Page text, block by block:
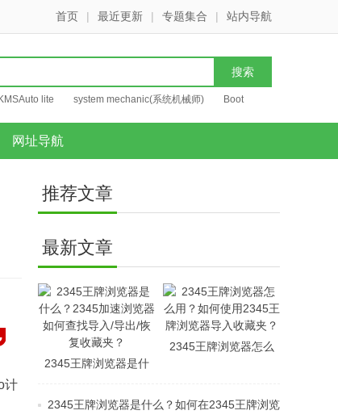
首页 | 最近更新 | 专题集合 | 站内导航
KMSAuto lite system mechanic(系统机械师) Boot
网址导航
计
推荐文章
最新文章
2345王牌浏览器是什
何查找导入/导出/恢复
2345王牌浏览器怎么
2345王牌浏览器是什么？如何在2345王牌浏览